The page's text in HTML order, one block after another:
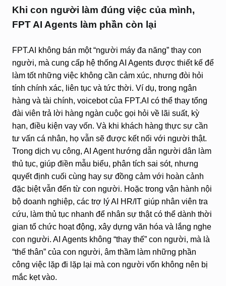
Khi con người làm đúng việc của mình,
FPT AI Agents làm phần còn lại
FPT.AI không bán một “người máy đa năng” thay con
người, mà cung cấp hệ thống AI Agents được thiết kế để
làm tốt những việc không cần cảm xúc, nhưng đòi hỏi
tính chính xác, liên tục và tức thời. Ví dụ, trong ngân
hàng và tài chính, voicebot của FPT.AI có thể thay tổng
đài viên trả lời hàng ngàn cuộc gọi hỏi về lãi suất, kỳ
hạn, điều kiện vay vốn. Và khi khách hàng thực sự cần
tư vấn cá nhân, họ vẫn sẽ được kết nối với người thật.
Trong dịch vụ công, AI Agent hướng dẫn người dân làm
thủ tục, giúp điền mẫu biểu, phân tích sai sót, nhưng
quyết định cuối cùng hay sự đồng cảm với hoàn cảnh
đặc biệt vẫn đến từ con người. Hoặc trong vận hành nội
bộ doanh nghiệp, các trợ lý AI HR/IT giúp nhân viên tra
cứu, làm thủ tục nhanh để nhân sự thật có thể dành thời
gian tổ chức hoạt động, xây dựng văn hóa và lắng nghe
con người. AI Agents không “thay thế” con người, mà là
“thế thân” của con người, âm thầm làm những phần
công việc lặp đi lặp lại mà con người vốn không nên bị
mắc kẹt vào.